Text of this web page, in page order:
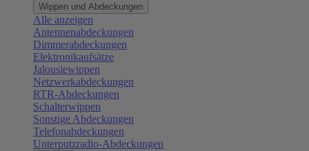
Wippen und Abdeckungen
Alle anzeigen
Antennenabdeckungen
Dimmerabdeckungen
Elektronikaufsätze
Jalousiewippen
Netzwerkabdeckungen
RTR-Abdeckungen
Schalterwippen
Sonstige Abdeckungen
Telefonabdeckungen
Unterputzradio-Abdeckungen